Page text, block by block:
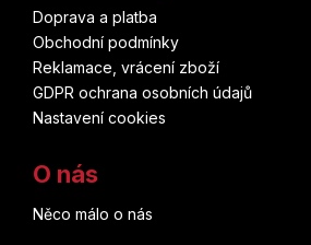
Doprava a platba
Obchodní podmínky
Reklamace, vrácení zboží
GDPR ochrana osobních údajů
Nastavení cookies
O nás
Něco málo o nás